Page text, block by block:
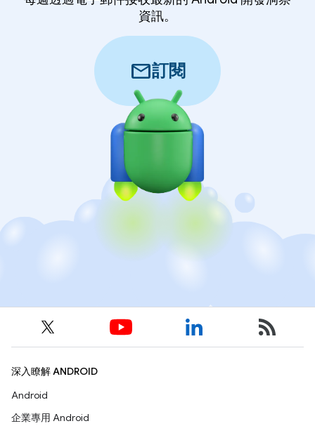
資訊。
mail訂閱
深入瞭解 ANDROID
Android
企業專用 Android